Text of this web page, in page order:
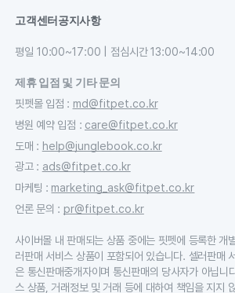
고객센터공지사항
평일 10:00~17:00 | 점심시간 13:00~14:00
제휴 입점 및 기타 문의
핏펫몰 입점 : md@fitpet.co.kr
병원 예약 입점 : care@fitpet.co.kr
도매 : help@junglebook.co.kr
광고: ads@fitpet.co.kr
마케팅 : marketing_ask@fitpet.co.kr
언론 문의 : pr@fitpet.co.kr
사이버몰 내 판매되는 상품 중에는 핏펫에 등록한 개
러판매 서비스 상품이 포함되어 있습니다. 셀러판매
은 통신판매중개자이며 통신판매의 당사자가 아닙니
스 상품, 거래정보 및 거래 등에 대하여 책임을 지지